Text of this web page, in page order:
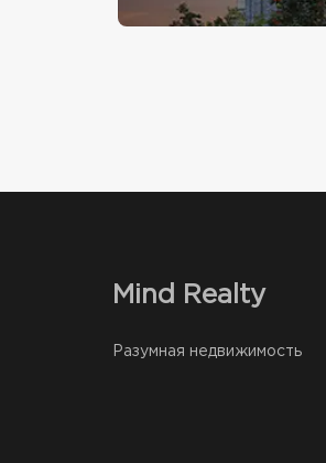
Mind Realty
Разумная недвижимость